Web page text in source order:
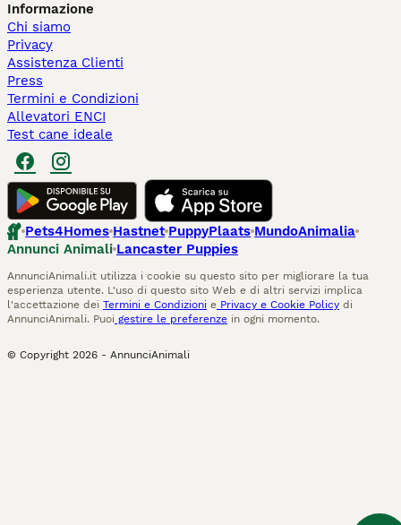
Informazione
Chi siamo
Privacy
Assistenza Clienti
Press
Termini e Condizioni
Allevatori ENCI
Test cane ideale
Pets4Homes Hastnet PuppyPlaats MundoAnimalia
Annunci Animali Lancaster Puppies
AnnunciAnimali.it utilizza i cookie su questo sito per migliorare la tua
esperienza utente. L'uso di questo sito Web e di altri servizi implica
l'accettazione dei Termini e Condizioni e Privacy e Cookie Policy di
AnnunciAnimali. Puoi gestire le preferenze in ogni momento.
© Copyright 2026 - AnnunciAnimali